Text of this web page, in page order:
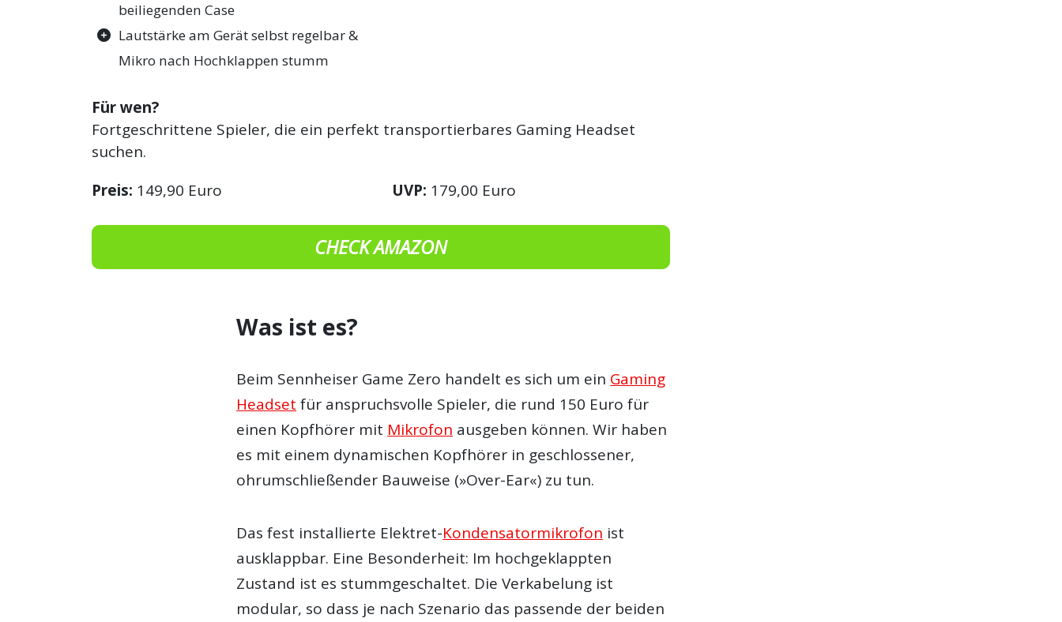
beiliegenden Case
Lautstärke am Gerät selbst regelbar &
Mikro nach Hochklappen stumm
Für wen?
Fortgeschrittene Spieler, die ein perfekt transportierbares Gaming Headset
suchen.
Preis: 149,90 Euro UVP: 179,00 Euro
CHECK AMAZON
Was ist es?
Beim Sennheiser Game Zero handelt es sich um ein Gaming
Headset für anspruchsvolle Spieler, die rund 150 Euro für
einen Kopfhörer mit Mikrofon ausgeben können. Wir haben
es mit einem dynamischen Kopfhörer in geschlossener,
ohrumschließender Bauweise (»Over-Ear«) zu tun.
Das fest installierte Elektret-Kondensatormikrofon ist
ausklappbar. Eine Besonderheit: Im hochgeklappten
Zustand ist es stummgeschaltet. Die Verkabelung ist
modular, so dass je nach Szenario das passende der beiden